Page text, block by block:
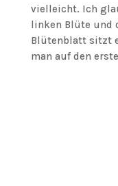
vielleicht. Ich
linken Blüte und
Blütenblatt sitzt
man auf den